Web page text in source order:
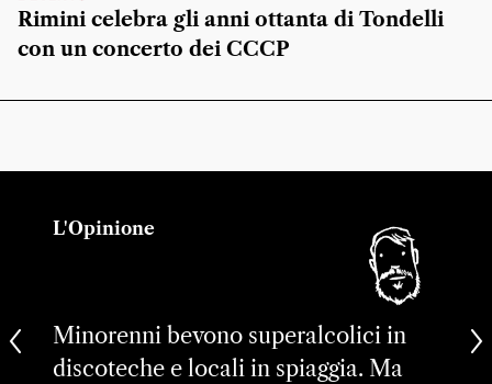
Rimini celebra gli anni ottanta di Tondelli
con un concerto dei CCCP
L'Opinione
Minorenni bevono superalcolici in
discoteche e locali in spiaggia. Ma